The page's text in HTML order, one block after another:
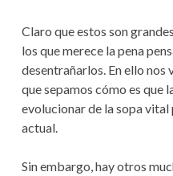
Claro que estos son
los que merece la pena
desentrañarlos. En ello nos
que sepamos cómo es que
evolucionar de la sopa
actual.
Sin embargo, hay otros